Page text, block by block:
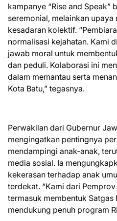
kampanye “Rise and Speak”
seremonial, melainkan
kesadaran kolektif.
normalisasi kejahatan. Kami
jawab moral untuk
dan peduli. Kolaborasi ini
dalam memantau serta
Kota Batu,” tegasnya.
Perwakilan dari Gubernur
mengingatkan pentingnya
mendampingi anak-anak,
media sosial. Ia
kekerasan terhadap anak
terdekat. “Kami dari
termasuk membentuk Satgas
mendukung penuh program